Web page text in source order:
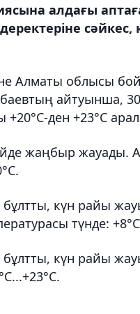
алдағы
Алматы облысы
айтуынша,
+20°С-ден +23°С
жаңбыр жауады.
бұлтты, күн райы
түнде:
бұлтты, күн райы